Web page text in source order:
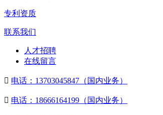
专利资质
联系我们
人才招聘
在线留言
 电话：13703045847（国内业务）
 电话：18666164199（国内业务）